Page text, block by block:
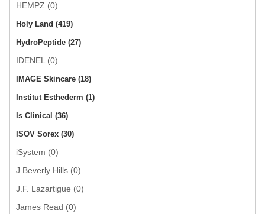
HEMPZ (0)
Holy Land (419)
HydroPeptide (27)
IDENEL (0)
IMAGE Skincare (18)
Institut Esthederm (1)
Is Clinical (36)
ISOV Sorex (30)
iSystem (0)
J Beverly Hills (0)
J.F. Lazartigue (0)
James Read (0)